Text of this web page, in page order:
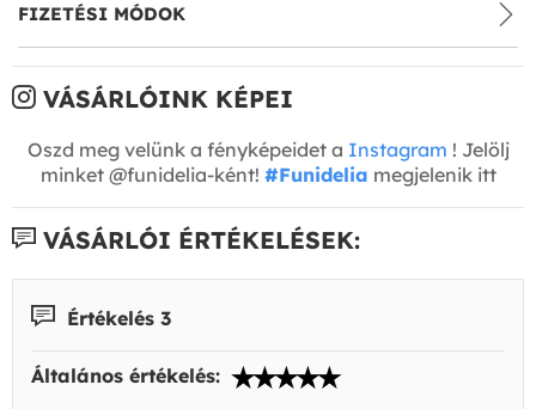
FIZETÉSI MÓDOK
VÁSÁRLÓINK KÉPEI
Oszd meg velünk a fényképeidet a Instagram ! Jelölj
minket @funidelia-ként! #Funidelia megjelenik itt
VÁSÁRLÓI ÉRTÉKELÉSEK:
Értékelés 3
Általános értékelés: